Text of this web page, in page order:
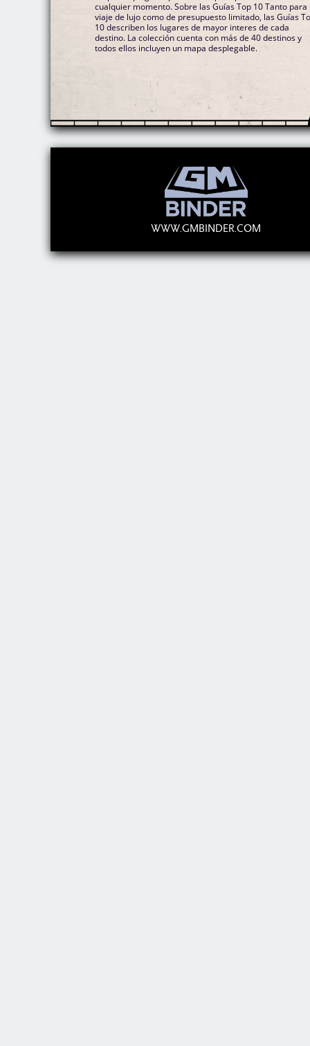
cualquier momento. Sobre las Guías Top 10 Tanto para
viaje de lujo como de presupuesto limitado, las Guías
10 describen los lugares de mayor interes de cada
destino. La colección cuenta con más de 40 destinos y
todos ellos incluyen un mapa desplegable.
WWW.GMBINDER.COM